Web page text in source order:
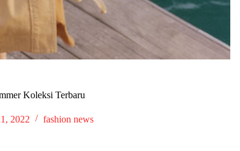
Koleksi Terbaru
2022 fashion news